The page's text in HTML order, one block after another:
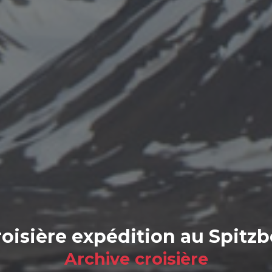
expédition au
Archive croisière